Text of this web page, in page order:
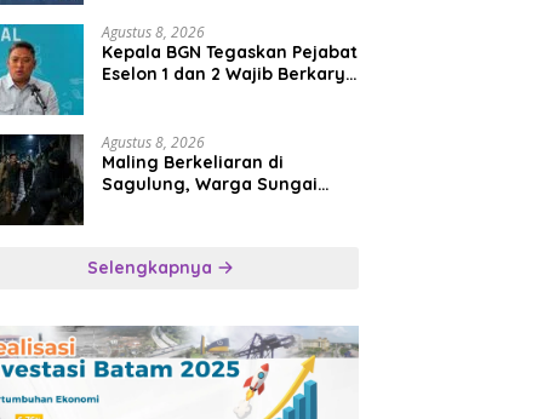
Agustus 8, 2026
Kepala BGN Tegaskan Pejabat
Eselon 1 dan 2 Wajib Berkarya
Agustus 8, 2026
Maling Berkeliaran di
Sagulung, Warga Sungai
Selengkapnya